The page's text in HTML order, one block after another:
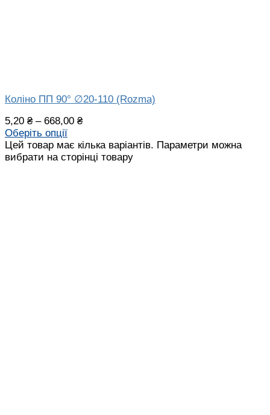
Коліно ПП 90° ∅20-110 (Rozma)
5,20 ₴– 668,00 ₴
Оберіть опції
Цей товар має кілька варіантів. Параметри можна
вибрати на сторінці товару